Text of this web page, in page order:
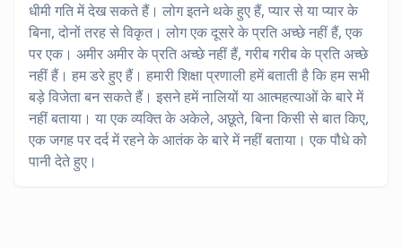
धीमी गति में देख सकते हैं। लोग इतने थके हुए हैं, प्यार से या प्यार के
बिना, दोनों तरह से विकृत। लोग एक दूसरे के प्रति अच्छे नहीं हैं, एक
पर एक। अमीर अमीर के प्रति अच्छे नहीं हैं, गरीब गरीब के प्रति अच्छे
नहीं हैं। हम डरे हुए हैं। हमारी शिक्षा प्रणाली हमें बताती है कि हम सभी
बड़े विजेता बन सकते हैं। इसने हमें नालियों या आत्महत्याओं के बारे में
नहीं बताया। या एक व्यक्ति के अकेले, अछूते, बिना किसी से बात किए,
एक जगह पर दर्द में रहने के आतंक के बारे में नहीं बताया। एक पौधे को
पानी देते हुए।